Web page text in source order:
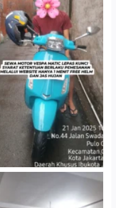
Antar Jemput Kendaraan